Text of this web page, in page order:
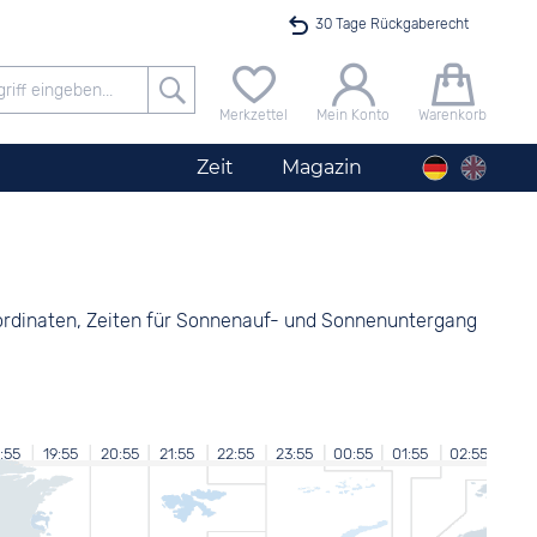
30 Tage Rückgaberecht
Versandkostenfrei ab 40 €
24h Expresslieferung
100 Tage Niedrigpreisgarantie
Merkzettel Mein Konto Warenkorb
Zeit Magazin
Zeiten für Sonnenauf- und Sonnenuntergang
19:55 20:55 21:55 22:55 23:55 00:55 01:55 02:55